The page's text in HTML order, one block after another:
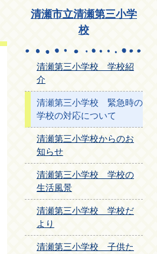
清瀬市立清瀬第三小学
校
清瀬第三小学校 学校紹
介
清瀬第三小学校 緊急時の
学校の対応について
清瀬第三小学校からのお
知らせ
清瀬第三小学校 学校の
生活風景
清瀬第三小学校 学校だ
より
清瀬第三小学校 子供た